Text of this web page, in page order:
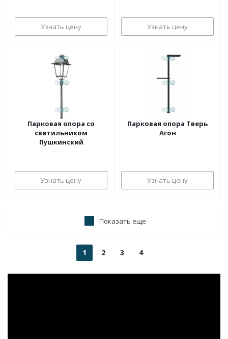
Узнать цену Узнать цену
Парковая опора со
светильником
Пушкинский
Узнать цену
Парковая опора Тверь
Агон
Узнать цену
Показать еще
1 2 3 4